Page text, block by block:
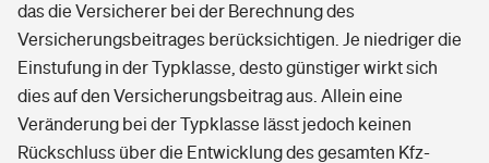
das die Versicherer bei der Berechnung des
Versicherungsbeitrages berücksichtigen. Je niedriger die
Einstufung in der Typklasse, desto günstiger wirkt sich
dies auf den Versicherungsbeitrag aus. Allein eine
Veränderung bei der Typklasse lässt jedoch keinen
Rückschluss über die Entwicklung des gesamten Kfz-